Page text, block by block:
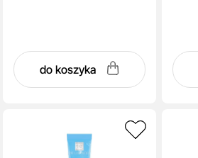
do koszyka